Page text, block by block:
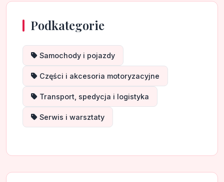
Podkategorie
Samochody i pojazdy
Części i akcesoria motoryzacyjne
Transport, spedycja i logistyka
Serwis i warsztaty